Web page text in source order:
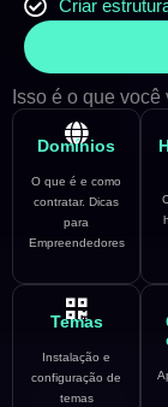
Criar
Isso é o que
Domínios
O que é e como
contratar. Dicas
para
Empreendedores
Temas
Instalação e
configuração de
temas